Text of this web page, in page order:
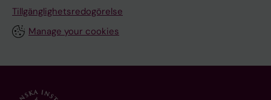
Tillgänglighetsredogörelse
Manage your cookies